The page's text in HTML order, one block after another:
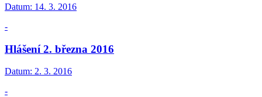
Datum: 14. 3. 2016
-
Hlášení 2. března 2016
Datum: 2. 3. 2016
-